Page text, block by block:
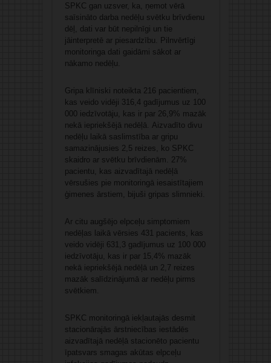
SPKC gan uzsver, ka, ņemot vērā
saīsināto darba nedēļu svētku brīvdienu
dēļ, dati var būt nepilnīgi un tie
jāinterpretē ar piesardzību. Pilnvērtīgi
monitoringa dati gaidāmi sākot ar
nākamo nedēļu.
Gripa klīniski noteikta 216 pacientiem,
kas veido vidēji 316,4 gadījumus uz 100
000 iedzīvotāju, kas ir par 26,9% mazāk
nekā iepriekšējā nedēļā. Aizvadīto divu
nedēļu laikā saslimstība ar gripu
samazinājusies 2,5 reizes, ko SPKC
skaidro ar svētku brīvdienām. 27%
pacientu, kas aizvadītajā nedēļā
vērsušies pie monitoringā iesaistītajiem
ģimenes ārstiem, bijuši gripas slimnieki.
Ar citu augšējo elpceļu simptomiem
nedēļas laikā vērsies 431 pacients, kas
veido vidēji 631,3 gadījumus uz 100 000
iedzīvotāju, kas ir par 15,4% mazāk
nekā iepriekšējā nedēļā un 2,7 reizes
mazāk salīdzinājumā ar nedēļu pirms
svētkiem.
SPKC monitoringā iekļautajās desmit
stacionārajās ārstniecības iestādēs
aizvadītajā nedēļā stacionēto pacientu
īpatsvars smagas akūtas elpceļu